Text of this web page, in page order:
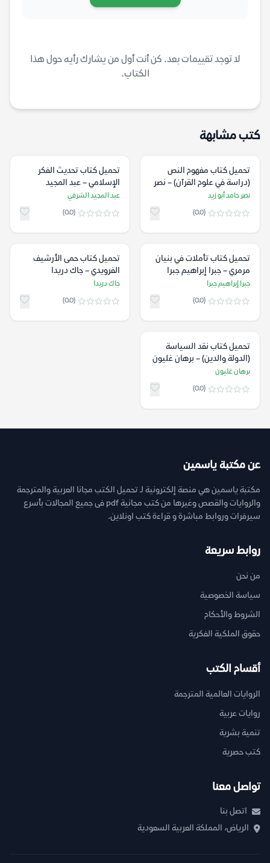
لا توجد تقييمات بعد. كن أنت أول من يشارك رأيه حول هذا
الكتاب.
كتب مشابهة
تحميل كتاب مفهوم النص
(دراسة في علوم القرآن) – نصر
حامد أبو زيد
نصر حامد أبو زيد
(0.0)
تحميل كتاب تحديث الفكر
الإسلامي – عبد المجيد
الشرفي
عبد المجيد الشرفي
(0.0)
تحميل كتاب تأملات في بنيان
مرمري – جبرا إبراهيم جبرا
جبرا إبراهيم جبرا
(0.0)
تحميل كتاب حمى الأرشيف
الفرويدي – جاك دريدا
جاك دريدا
(0.0)
تحميل كتاب نقد السياسة
(الدولة والدين) – برهان غليون
برهان غليون
(0.0)
عن مكتبة ياسمين
مكتبة ياسمين هي منصة إلكترونية لـ تحميل الكتب مجانا العربية والمترجمة
والروايات والقصص وغيرها من كتب مجانية pdf فى جميع المجالات بأسرع
سيرفرات وروابط مباشرة و قراءة كتب اونلاين.
روابط سريعة
من نحن
سياسة الخصوصية
الشروط والأحكام
حقوق الملكية الفكرية
أقسام الكتب
الروايات العالمية المترجمة
روايات عربية
تنمية بشرية
كتب حصرية
تواصل معنا
اتصل بنا
الرياض، المملكة العربية السعودية